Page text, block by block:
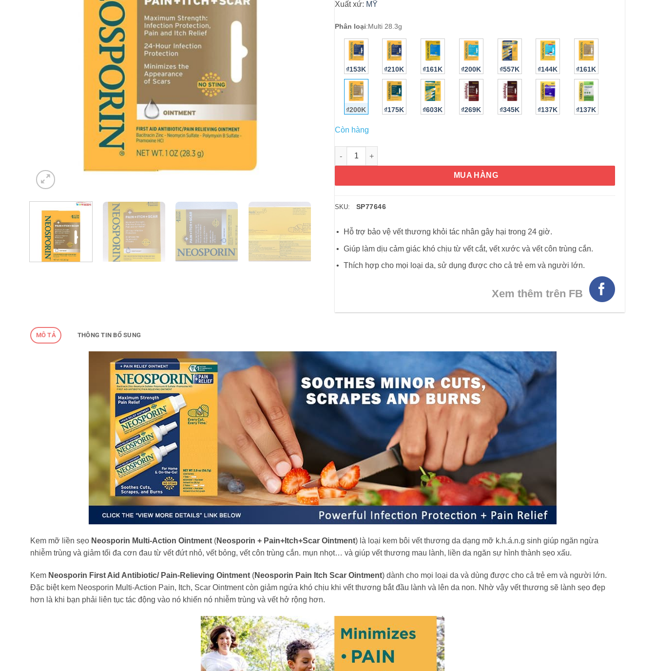
Xuất xứ: MỸ
Phân loại:Multi 28.3g
₫153K ₫210K ₫161K ₫200K ₫557K ₫144K ₫161K
₫200K ₫175K ₫603K ₫269K ₫345K ₫137K ₫137K
Còn hàng
Kem mỡ kháng viêm, liền sẹo Neosporin Multi-Action Ointment 28.3g số lượng
MUA HÀNG
SKU: SP77646
Hỗ trợ bảo vệ vết thương khỏi tác nhân gây hại trong 24 giờ.
Giúp làm dịu cảm giác khó chịu từ vết cắt, vết xước và vết côn trùng cắn.
Thích hợp cho mọi loại da, sử dụng được cho cả trẻ em và người lớn.
Xem thêm trên FB
MÔ TẢ THÔNG TIN BỔ SUNG
Kem mỡ liền sẹo Neosporin Multi-Action Ointment (Neosporin + Pain+Itch+Scar Ointment) là loại kem bôi vết thương da dạng mỡ k.h.á.n.g sinh giúp ngăn ngừa
nhiễm trùng và giảm tối đa cơn đau từ vết đứt nhỏ, vết bỏng, vết côn trùng cắn. mụn nhọt… và giúp vết thương mau lành, liền da ngăn sự hình thành sẹo xấu.
Kem Neosporin First Aid Antibiotic/ Pain-Relieving Ointment (Neosporin Pain Itch Scar Ointment) dành cho mọi loại da và dùng được cho cả trẻ em và người lớn.
Đặc biệt kem Neosporin Multi-Action Pain, Itch, Scar Ointment còn giảm ngứa khó chịu khi vết thương bắt đầu lành và lên da non. Nhờ vậy vết thương sẽ lành sẹo đẹp
hơn là khi bạn phải liên tục tác động vào nó khiến nó nhiễm trùng và vết hở rộng hơn.